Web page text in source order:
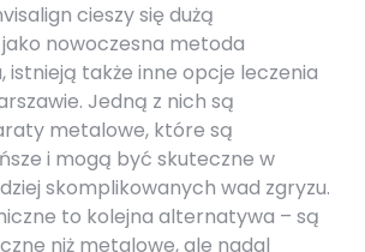
cieszy się dużą
nowoczesna metoda
także inne opcje leczenia
Jedną z nich są
metalowe, które są
i mogą być skuteczne w
skomplikowanych wad zgryzu.
to kolejna alternatywa – są
niż metalowe, ale nadal